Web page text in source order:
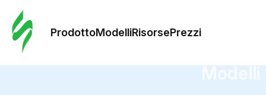
ProdottoModelliRisorsePrezzi